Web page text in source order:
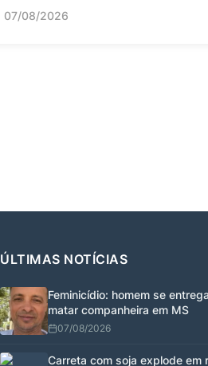
07/08/2026
ÚLTIMAS NOTÍCIAS
Feminicídio: homem se
matar companheira em MS
07/08/2026
Carreta com soja explode em